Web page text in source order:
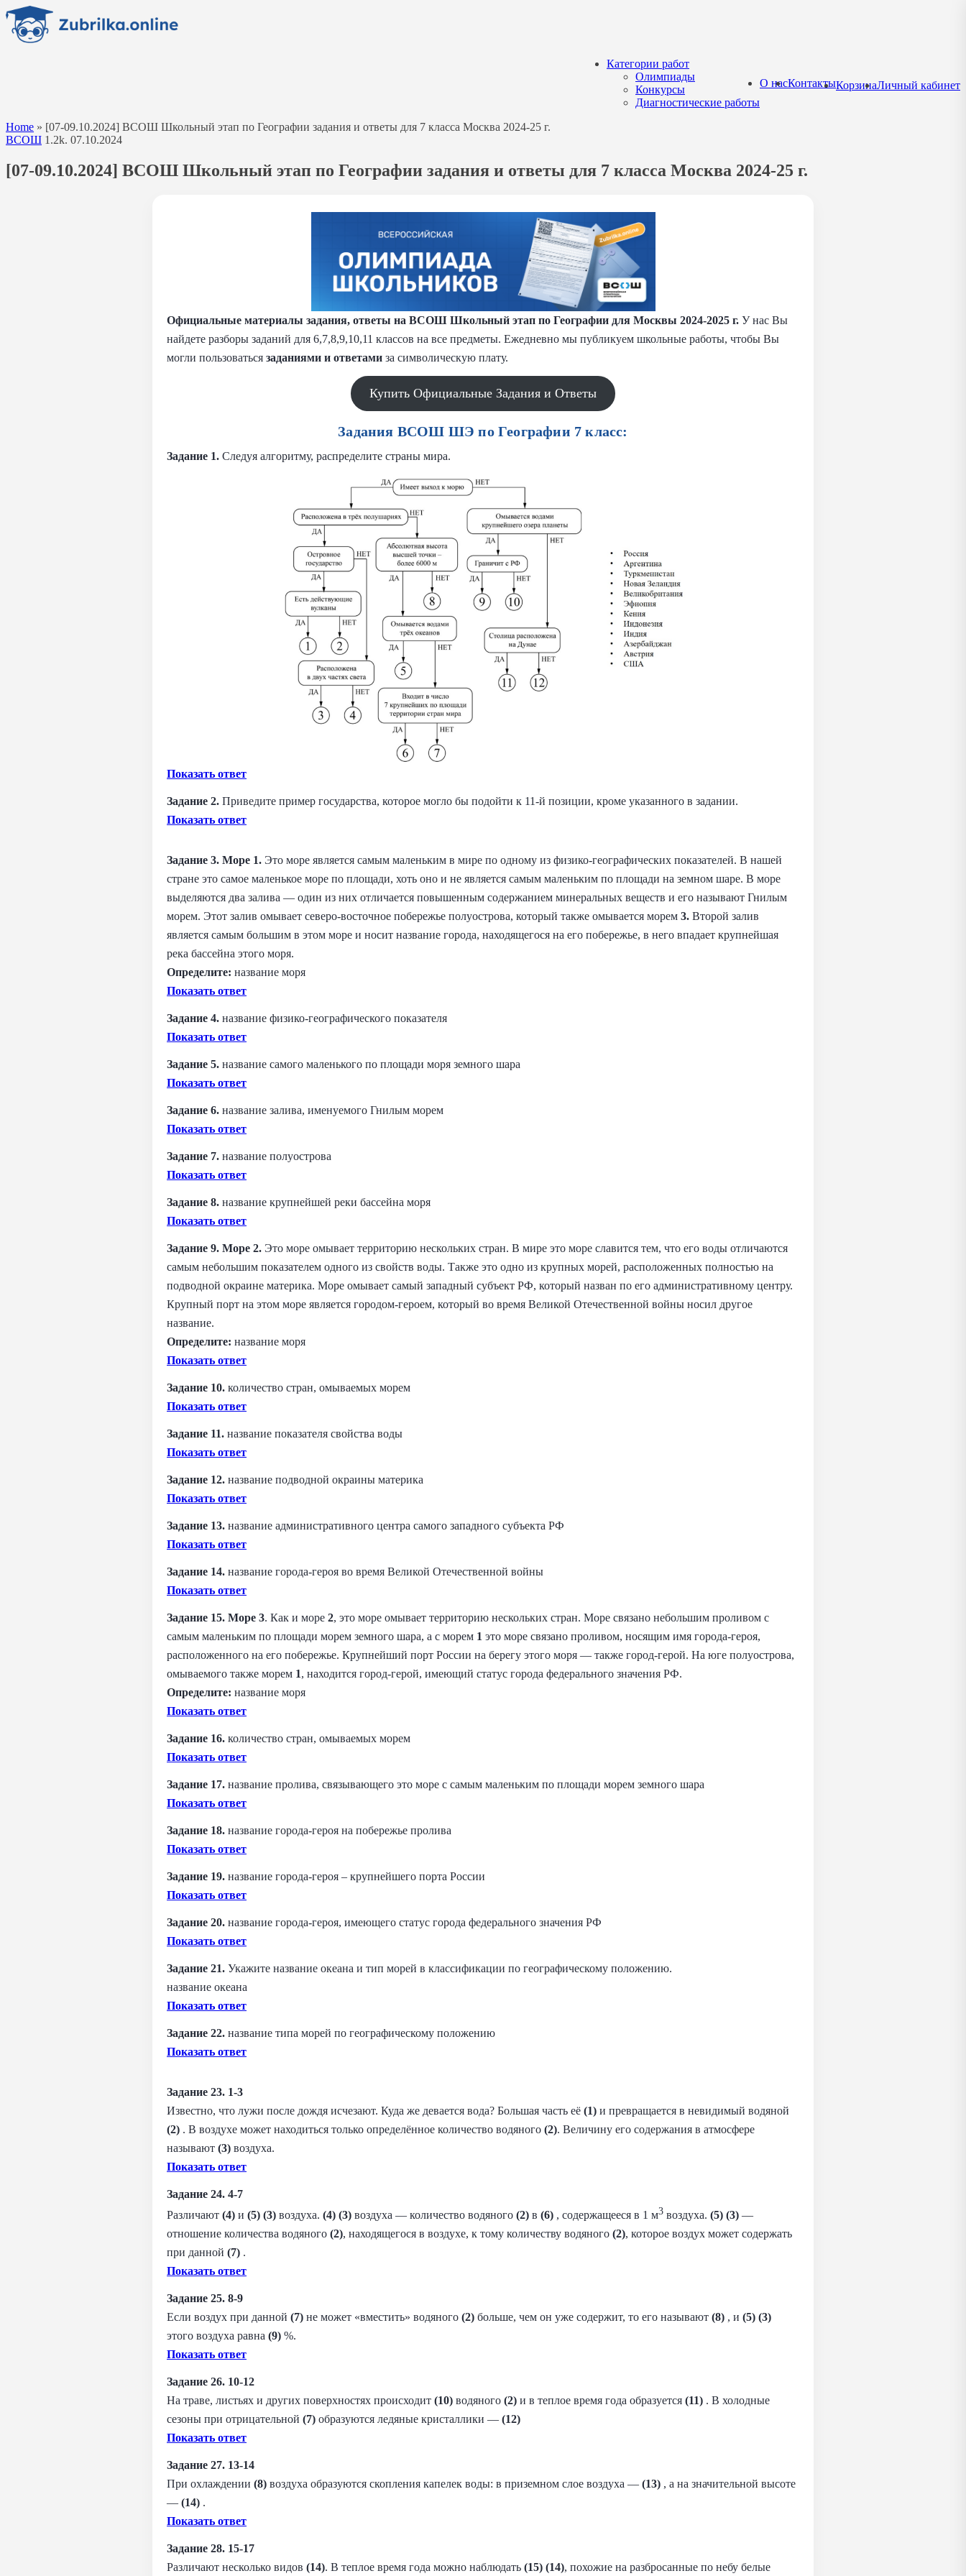
Перейти
содержанию
Категории работ
Олимпиады
Конкурсы
Диагностические работы
О насКонтактыКорзинаЛичный кабинет
Home » [07-09.10.2024] ВСОШ Школьный этап по Географии задания и ответы для 7 класса Москва 2024-25 г.
ВСОШ 1.2k. 07.10.2024
[07-09.10.2024] ВСОШ Школьный этап по Географии задания и ответы для 7 класса Москва 2024-25 г.
Официальные материалы задания, ответы на ВСОШ Школьный этап по Географии для Москвы 2024-2025 г. У нас Вы
найдете разборы заданий для 6,7,8,9,10,11 классов на все предметы. Ежедневно мы публикуем школьные работы, чтобы Вы
могли пользоваться заданиями и ответами за символическую плату.
Купить Официальные Задания и Ответы
Задания ВСОШ ШЭ по Географии 7 класс:
Задание 1. Следуя алгоритму, распределите страны мира.
Показать ответ
Задание 2. Приведите пример государства, которое могло бы подойти к 11-й позиции, кроме указанного в задании.
Показать ответ
Задание 3. Море 1. Это море является самым маленьким в мире по одному из физико-географических показателей. В нашей
стране это самое маленькое море по площади, хоть оно и не является самым маленьким по площади на земном шаре. В море
выделяются два залива — один из них отличается повышенным содержанием минеральных веществ и его называют Гнилым
морем. Этот залив омывает северо-восточное побережье полуострова, который также омывается морем 3. Второй залив
является самым большим в этом море и носит название города, находящегося на его побережье, в него впадает крупнейшая
река бассейна этого моря.
Определите: название моря
Показать ответ
Задание 4. название физико-географического показателя
Показать ответ
Задание 5. название самого маленького по площади моря земного шара
Показать ответ
Задание 6. название залива, именуемого Гнилым морем
Показать ответ
Задание 7. название полуострова
Показать ответ
Задание 8. название крупнейшей реки бассейна моря
Показать ответ
Задание 9. Море 2. Это море омывает территорию нескольких стран. В мире это море славится тем, что его воды отличаются
самым небольшим показателем одного из свойств воды. Также это одно из крупных морей, расположенных полностью на
подводной окраине материка. Море омывает самый западный субъект РФ, который назван по его административному центру.
Крупный порт на этом море является городом-героем, который во время Великой Отечественной войны носил другое
название.
Определите: название моря
Показать ответ
Задание 10. количество стран, омываемых морем
Показать ответ
Задание 11. название показателя свойства воды
Показать ответ
Задание 12. название подводной окраины материка
Показать ответ
Задание 13. название административного центра самого западного субъекта РФ
Показать ответ
Задание 14. название города-героя во время Великой Отечественной войны
Показать ответ
Задание 15. Море 3. Как и море 2, это море омывает территорию нескольких стран. Море связано небольшим проливом с
самым маленьким по площади морем земного шара, а с морем 1 это море связано проливом, носящим имя города-героя,
расположенного на его побережье. Крупнейший порт России на берегу этого моря — также город-герой. На юге полуострова,
омываемого также морем 1, находится город-герой, имеющий статус города федерального значения РФ.
Определите: название моря
Показать ответ
Задание 16. количество стран, омываемых морем
Показать ответ
Задание 17. название пролива, связывающего это море с самым маленьким по площади морем земного шара
Показать ответ
Задание 18. название города-героя на побережье пролива
Показать ответ
Задание 19. название города-героя – крупнейшего порта России
Показать ответ
Задание 20. название города-героя, имеющего статус города федерального значения РФ
Показать ответ
Задание 21. Укажите название океана и тип морей в классификации по географическому положению.
название океана
Показать ответ
Задание 22. название типа морей по географическому положению
Показать ответ
Задание 23. 1-3
Известно, что лужи после дождя исчезают. Куда же девается вода? Большая часть её (1) ​ и превращается в невидимый водяной
(2) ​ . В воздухе может находиться только определённое количество водяного (2). Величину его содержания в атмосфере
называют (3) ​ воздуха.
Показать ответ
Задание 24. 4-7
Различают (4) и (5) (3) воздуха. (4) (3) воздуха — количество водяного (2) в (6) , содержащееся в 1 м3 воздуха. (5) (3) —
отношение количества водяного (2), находящегося в воздухе, к тому количеству водяного (2), которое воздух может содержать
при данной (7) ​ .
Показать ответ
Задание 25. 8-9
Если воздух при данной (7) не может «вместить» водяного (2) больше, чем он уже содержит, то его называют (8) ​ , и (5) (3)
этого воздуха равна (9) ​ %.
Показать ответ
Задание 26. 10-12
На траве, листьях и других поверхностях происходит (10) ​ водяного (2) и в теплое время года образуется (11) ​ . В холодные
сезоны при отрицательной (7) образуются ледяные кристаллики — (12)
Показать ответ
​Задание 27. 13-14
При охлаждении (8) воздуха образуются скопления капелек воды: в приземном слое воздуха — (13) ​ , а на значительной высоте
— (14) ​ .
Показать ответ
Задание 28. 15-17
Различают несколько видов (14). В теплое время года можно наблюдать (15) (14), похожие на разбросанные по небу белые